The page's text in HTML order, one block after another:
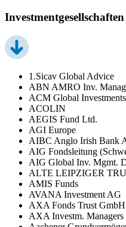
Investmentgesellschaften
1.Sicav Global Advice
ABN AMRO Inv.
ACM Global Investments
ACOLIN
AEGIS Fund Ltd.
AGI Europe
AIBC Anglo Irish Bank
AIG Fondsleitung
AIG Global Inv. Mgmt.
ALTE LEIPZIGER
AMIS Funds
AVANA Investment AG
AXA Fonds Trust GmbH
AXA Investm.